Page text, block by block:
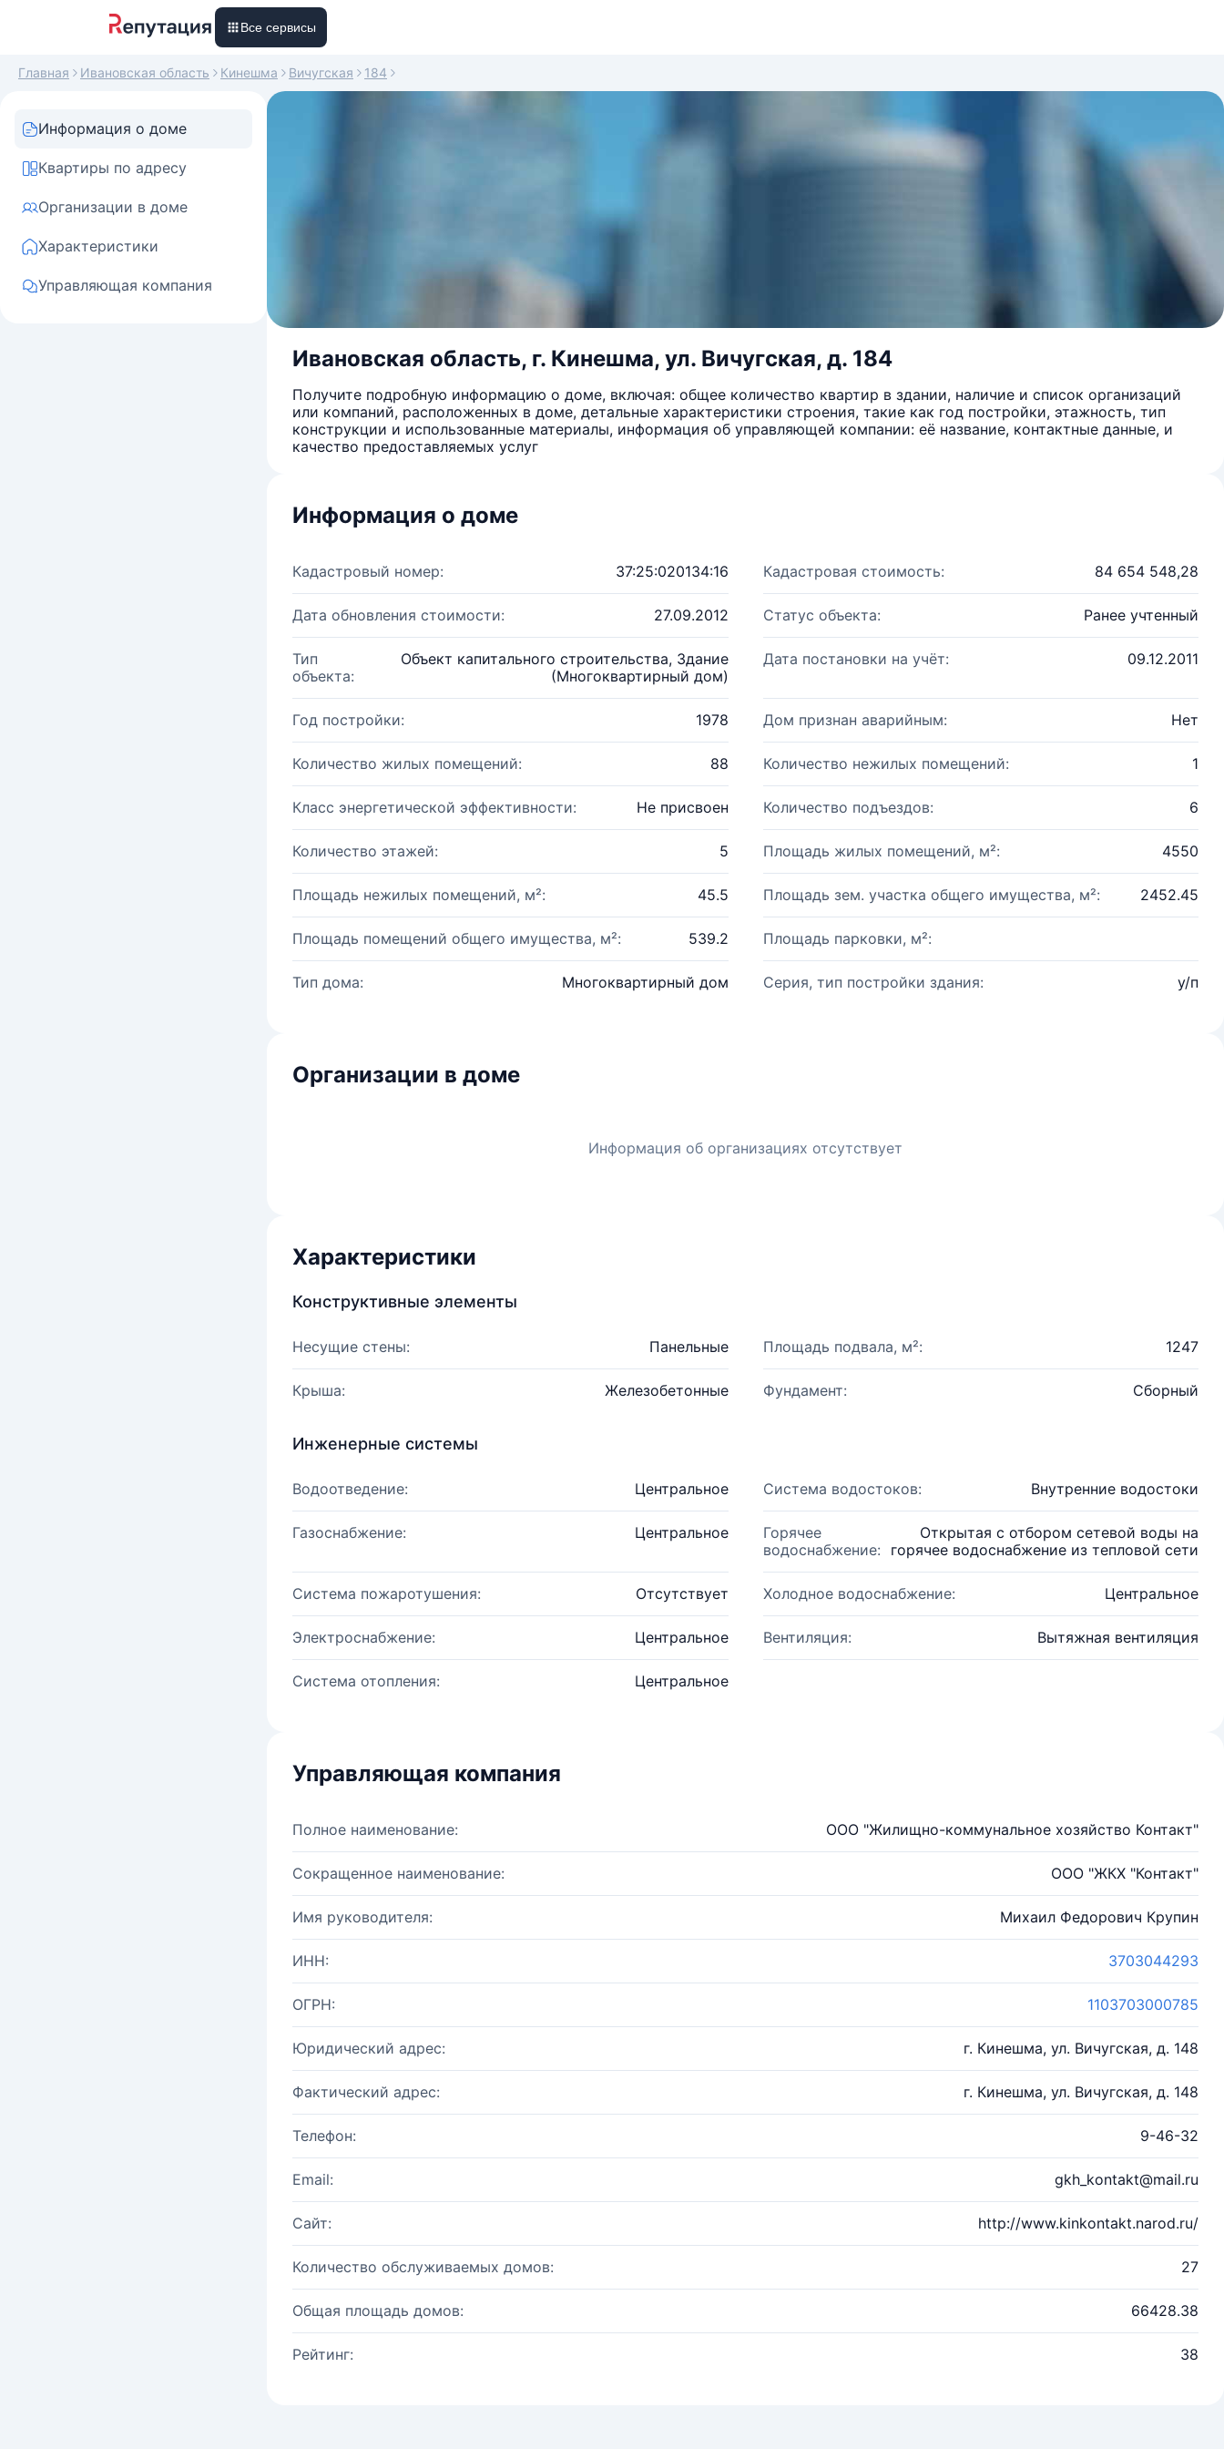
Все сервисы
Главная Ивановская область Кинешма Вичугская 184
Информация о доме
Квартиры по адресу
Организации в доме
Характеристики
Управляющая компания
Ивановская область, г. Кинешма, ул. Вичугская, д. 184
Получите подробную информацию о доме, включая: общее количество квартир в здании, наличие и список организаций
или компаний, расположенных в доме, детальные характеристики строения, такие как год постройки, этажность, тип
конструкции и использованные материалы, информация об управляющей компании: её название, контактные данные, и
качество предоставляемых услуг
Информация о доме
Кадастровый номер: 37:25:020134:16 Кадастровая стоимость: 84 654 548,28
Дата обновления стоимости: 27.09.2012 Статус объекта: Ранее учтенный
Тип
объекта:
Объект капитального строительства, Здание
(Многоквартирный дом)
Дата постановки на учёт: 09.12.2011
Год постройки: 1978 Дом признан аварийным: Нет
Количество жилых помещений: 88 Количество нежилых помещений: 1
Класс энергетической эффективности: Не присвоен Количество подъездов: 6
Количество этажей: 5 Площадь жилых помещений, м²: 4550
Площадь нежилых помещений, м²: 45.5 Площадь зем. участка общего имущества, м²: 2452.45
Площадь помещений общего имущества, м²: 539.2 Площадь парковки, м²:
Тип дома: Многоквартирный дом Серия, тип постройки здания: у/п
Организации в доме
Информация об организациях отсутствует
Характеристики
Конструктивные элементы
Несущие стены: Панельные Площадь подвала, м²: 1247
Крыша: Железобетонные Фундамент: Сборный
Инженерные системы
Водоотведение: Центральное Система водостоков: Внутренние водостоки
Газоснабжение: Центральное
Горячее
водоснабжение:
Открытая с отбором сетевой воды на
горячее водоснабжение из тепловой сети
Система пожаротушения: Отсутствует Холодное водоснабжение: Центральное
Электроснабжение: Центральное Вентиляция: Вытяжная вентиляция
Система отопления: Центральное
Управляющая компания
Полное наименование: ООО "Жилищно-коммунальное хозяйство Контакт"
Сокращенное наименование: ООО "ЖКХ "Контакт"
Имя руководителя: Михаил Федорович Крупин
ИНН: 3703044293
ОГРН: 1103703000785
Юридический адрес: г. Кинешма, ул. Вичугская, д. 148
Фактический адрес: г. Кинешма, ул. Вичугская, д. 148
Телефон: 9-46-32
Email: gkh_kontakt@mail.ru
Сайт: http://www.kinkontakt.narod.ru/
Количество обслуживаемых домов: 27
Общая площадь домов: 66428.38
Рейтинг: 38